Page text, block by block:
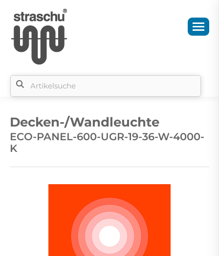
Decken-/Wandleuchte
ECO-PANEL-600-UGR-19-36-W-4000-
K